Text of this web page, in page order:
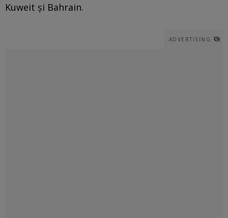
Kuweit și Bahrain.
ADVERTISING